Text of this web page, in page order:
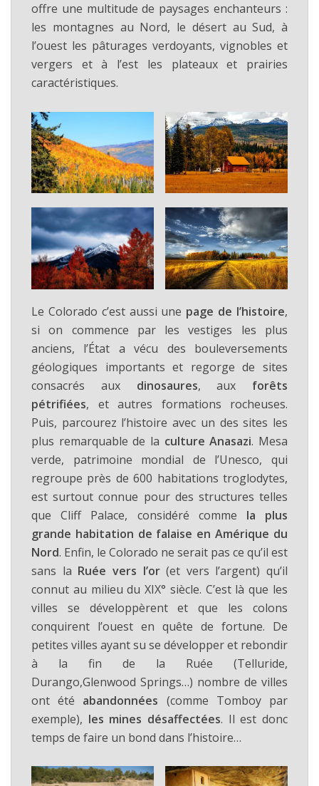
offre une multitude de paysages enchanteurs :
les montagnes au Nord, le désert au Sud, à
l’ouest les pâturages verdoyants, vignobles et
vergers et à l’est les plateaux et prairies
caractéristiques.
Le Colorado c’est aussi une page de l’histoire,
si on commence par les vestiges les plus
anciens, l’État a vécu des bouleversements
géologiques importants et regorge de sites
consacrés aux dinosaures, aux forêts
pétrifiées, et autres formations rocheuses.
Puis, parcourez l’histoire avec un des sites les
plus remarquable de la culture Anasazi. Mesa
verde, patrimoine mondial de l’Unesco, qui
regroupe près de 600 habitations troglodytes,
est surtout connue pour des structures telles
que Cliff Palace, considéré comme la plus
grande habitation de falaise en Amérique du
Nord. Enfin, le Colorado ne serait pas ce qu’il est
sans la Ruée vers l’or(et vers l’argent) qu’il
connut au milieu du XIX° siècle. C’est là que les
villes se développèrent et que les colons
conquirent l’ouest en quête de fortune. De
petites villes ayant su se développer et rebondir
à la fin de la Ruée (Telluride,
Durango,Glenwood Springs…) nombre de villes
ont été abandonnées (comme Tomboy par
exemple), les mines désaffectées. Il est donc
temps de faire un bond dans l’histoire…